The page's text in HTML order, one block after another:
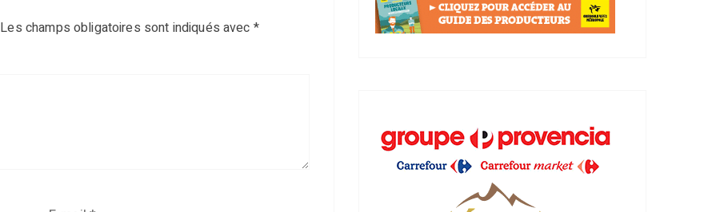
Les champs obligatoires sont indiqués avec *